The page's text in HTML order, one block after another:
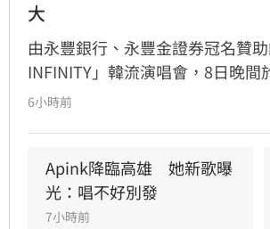
大
由永豐銀行、永豐金證券冠名贊
INFINITY」韓流演唱會，8日晚間
力開唱，集結NEWBEAT、FLARE
熱情應援，尖叫與歡呼聲一路未
HIGHLIGHT壓軸接管舞台，將現
潮。
6小時前
Apink降臨高雄　她新歌曝
光：唱不好別發
7小時前